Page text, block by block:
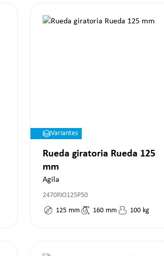
Variantes
Rueda giratoria Rueda 125
mm
Agila
2470PJO125P50
125 mm 160 mm 100 kg